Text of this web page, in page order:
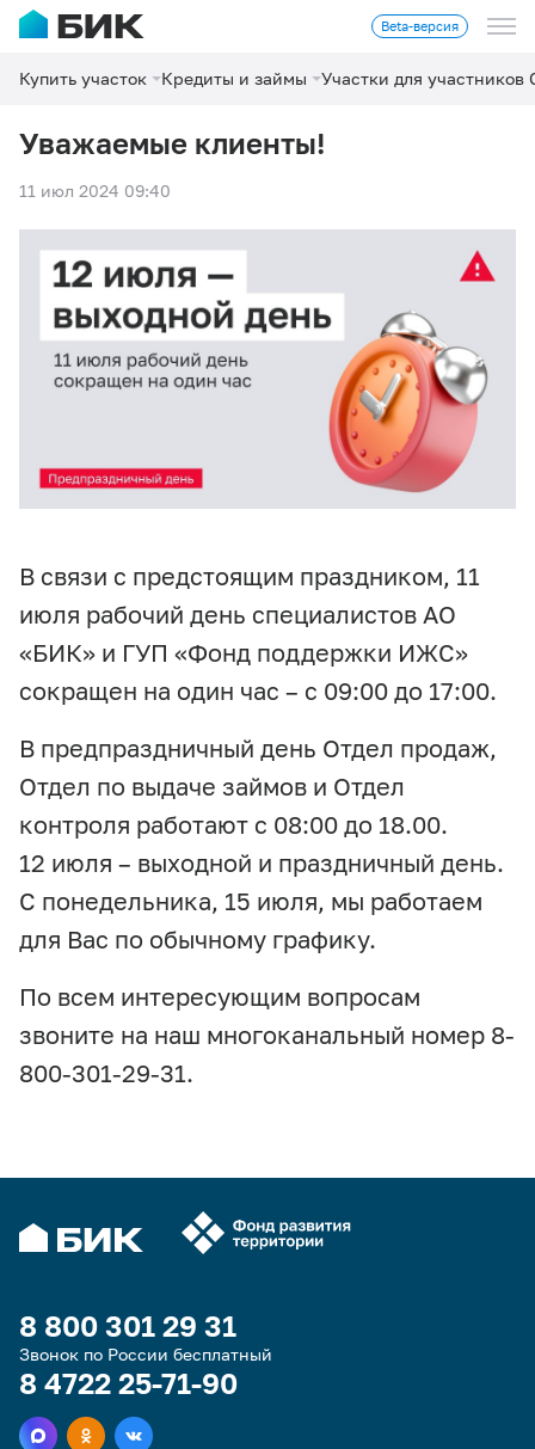
Beta-версия
Купить участок Кредиты и займы Участки для участников
Уважаемые клиенты!
11 июл 2024 09:40
В связи с предстоящим праздником, 11
июля рабочий день специалистов АО
«БИК» и ГУП «Фонд поддержки ИЖС»
сокращен на один час – с 09:00 до 17:00.
В предпраздничный день Отдел продаж,
Отдел по выдаче займов и Отдел
контроля работают с 08:00 до 18.00.
12 июля – выходной и праздничный день.
С понедельника, 15 июля, мы работаем
для Вас по обычному графику.
По всем интересующим вопросам
звоните на наш многоканальный номер 8-
800-301-29-31.
8 800 301 29 31
Звонок по России бесплатный
8 4722 25-71-90